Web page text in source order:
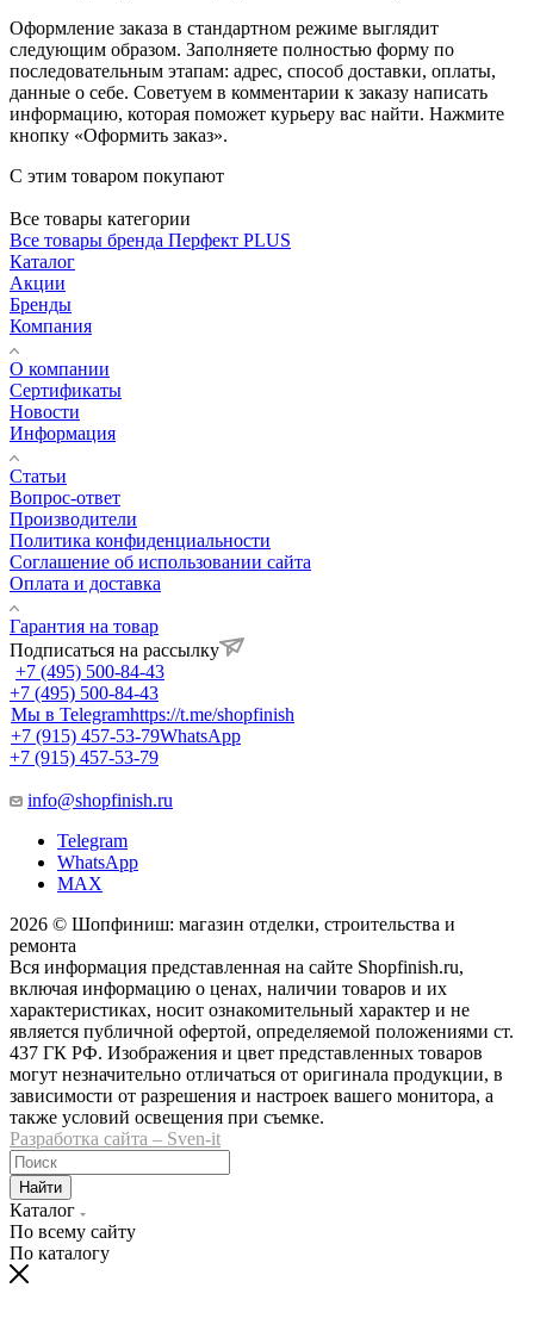
Оформление заказа в стандартном режиме выглядит
следующим образом. Заполняете полностью форму по
последовательным этапам: адрес, способ доставки, оплаты,
данные о себе. Советуем в комментарии к заказу написать
информацию, которая поможет курьеру вас найти. Нажмите
кнопку «Оформить заказ».
С этим товаром покупают
Все товары категории
Все товары бренда Перфект PLUS
Каталог
Акции
Бренды
Компания
О компании
Сертификаты
Новости
Информация
Статьи
Вопрос-ответ
Производители
Политика конфиденциальности
Соглашение об использовании сайта
Оплата и доставка
Гарантия на товар
Подписаться на рассылку
+7 (495) 500-84-43
+7 (495) 500-84-43
Мы в Telegramhttps://t.me/shopfinish
+7 (915) 457-53-79WhatsApp
+7 (915) 457-53-79
info@shopfinish.ru
Telegram
WhatsApp
MAX
2026 © Шопфиниш: магазин отделки, строительства и
ремонта
Вся информация представленная на сайте Shopfinish.ru,
включая информацию о ценах, наличии товаров и их
характеристиках, носит ознакомительный характер и не
является публичной офертой, определяемой положениями ст.
437 ГК РФ. Изображения и цвет представленных товаров
могут незначительно отличаться от оригинала продукции, в
зависимости от разрешения и настроек вашего монитора, а
также условий освещения при съемке.
Разработка сайта – Sven-it
Найти
Каталог
По всему сайту
По каталогу